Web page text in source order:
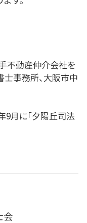
不動産仲介会社を
士事務所、大阪市中
月に「夕陽丘司法
会